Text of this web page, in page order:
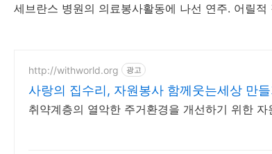
세브란스 병원의 의료봉사활동에 나선 연주. 어릴
http://withworld.org 광고
사랑의 집수리, 자원봉사 함께웃는세상 만들
취약계층의 열악한 주거환경을 개선하기 위한 자